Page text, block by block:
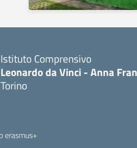
Istituto Comprensivo
Leonardo da Vinci - Anna
Torino